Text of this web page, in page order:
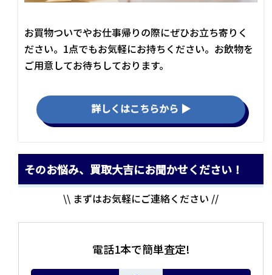
お買物ついでやお仕事帰りの際にぜひお立ち寄りく
ださい。1点でもお気軽にお持ちください。お飲物を
ご用意してお待ちしております。
詳しくはこちらから ▶
そのお悩み、買取大吉にお聞かせください！
\\ まずはお気軽にご連絡ください //
電話1本で簡単査定!